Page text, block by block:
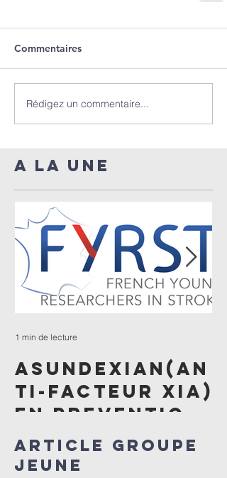
Commentaires
Rédigez un commentaire...
A LA UNE
ASUNDEXIAN(AN
TI-FACTEUR XIA)
EN PREVENTION
SECONDAIRE
DES AVC
1 min de lecture
Article GROUPE
JEUNE